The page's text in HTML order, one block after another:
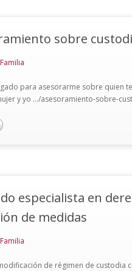
sobre
para asesorarme sobre quien
y yo .../asesoramiento-sobre-
especialista en
de medidas
de régimen de